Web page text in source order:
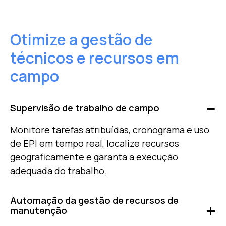
Otimize a gestão de
técnicos e recursos em
campo
Supervisão de trabalho de campo
Monitore tarefas atribuídas, cronograma e uso
de EPI em tempo real, localize recursos
geograficamente e garanta a execução
adequada do trabalho.
Automação da gestão de recursos de
manutenção